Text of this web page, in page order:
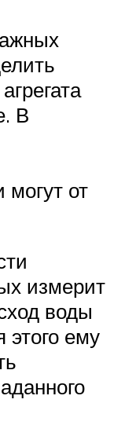
В
могут от
измерит
воды
ему